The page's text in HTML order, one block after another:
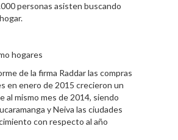
personas asisten buscando
hogares
de la firma Raddar las compras
en enero de 2015 crecieron un
al mismo mes de 2014, siendo
y Neiva las ciudades
con respecto al año